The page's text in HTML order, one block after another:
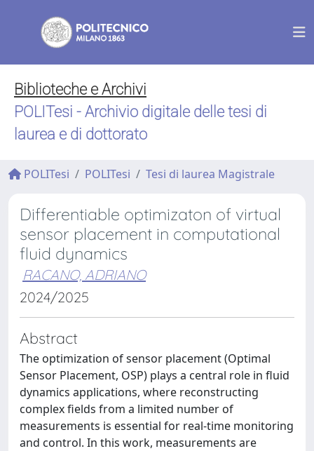
Biblioteche e Archivi
POLITesi - Archivio digitale delle tesi di
laurea e di dottorato
POLITesi POLITesi Tesi di laurea Magistrale
Differentiable optimizaton of virtual
sensor placement in computational
fluid dynamics
RACANO, ADRIANO
2024/2025
Abstract
The optimization of sensor placement (Optimal
Sensor Placement, OSP) plays a central role in fluid
dynamics applications, where reconstructing
complex fields from a limited number of
measurements is essential for real-time monitoring
and control. In this work, measurements are